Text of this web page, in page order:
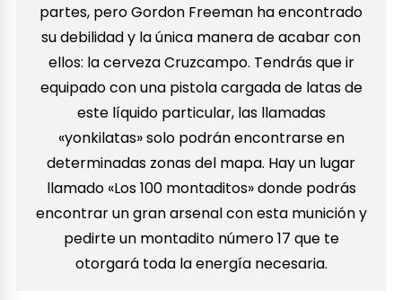
partes, pero Gordon Freeman ha encontrado
su debilidad y la única manera de acabar con
ellos: la cerveza Cruzcampo. Tendrás que ir
equipado con una pistola cargada de latas de
este líquido particular, las llamadas
«yonkilatas» solo podrán encontrarse en
determinadas zonas del mapa. Hay un lugar
llamado «Los 100 montaditos» donde podrás
encontrar un gran arsenal con esta munición y
pedirte un montadito número 17 que te
otorgará toda la energía necesaria.